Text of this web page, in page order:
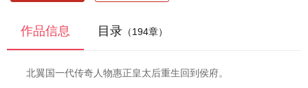
作品信息 目录 （194章）
北翼国一代传奇人物惠正皇太后重生回到侯府。